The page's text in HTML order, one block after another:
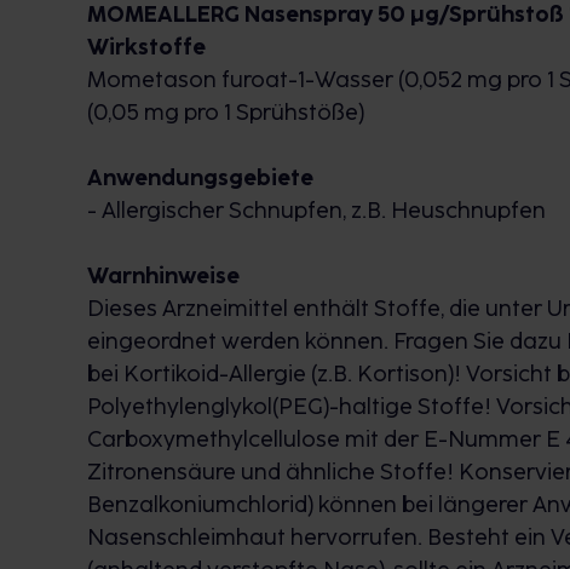
MOMEALLERG Nasenspray 50 μg/
Wirkstoffe
Mometason furoat-1-Wasser (0,052 mg pro
(0,05 mg pro 1 Sprühstöße)
Anwendungsgebiete
- Allergischer Schnupfen, z.B. Heuschnupfen
Warnhinweise
Dieses Arzneimittel enthält Stoffe, die unter
eingeordnet werden können. Fragen Sie
bei Kortikoid-Allergie (z.B. Kortison)! Vorsicht
Polyethylenglykol(PEG)-haltige Stoffe!
Carboxymethylcellulose mit der E-Nummer E
Zitronensäure und ähnliche Stoffe!
Benzalkoniumchlorid) können bei längerer
Nasenschleimhaut hervorrufen. Besteht ein